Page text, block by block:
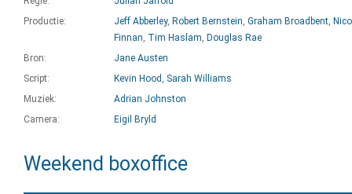
Productie:
Jeff Abberley, Robert Bernstein, Graham Broadbent,
Finnan, Tim Haslam, Douglas Rae
Bron:
Jane Austen
Script:
Kevin Hood , Sarah Williams
Muziek:
Adrian Johnston
Camera:
Eigil Bryld
Weekend boxoffice